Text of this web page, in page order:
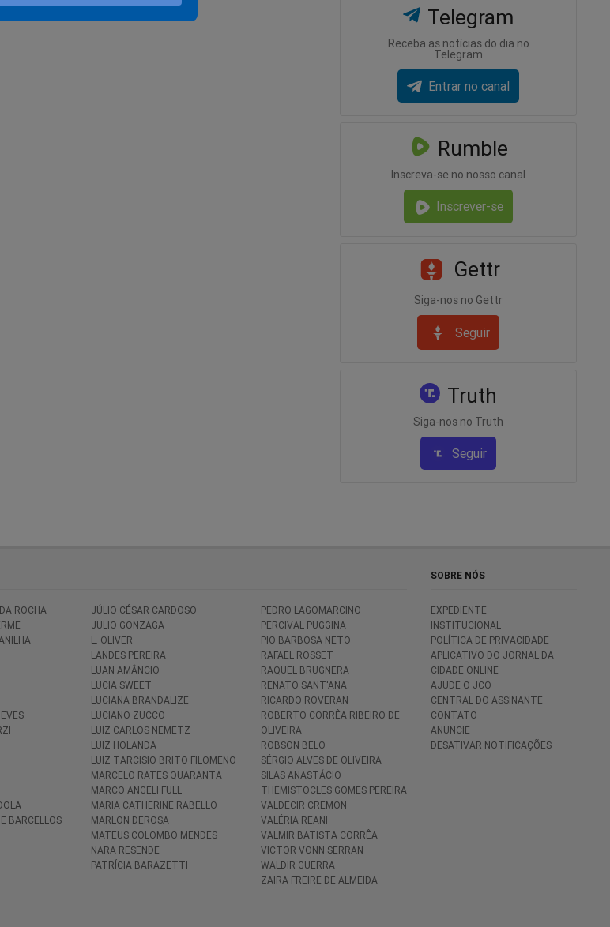
Telegram
Receba as notícias do dia no
Telegram
Entrar no canal
Rumble
Inscreva-se no nosso canal
Inscrever-se
Gettr
Siga-nos no Gettr
Seguir
Truth
Siga-nos no Truth
Seguir
ROCHA
BARCELLOS
JÚLIO CÉSAR CARDOSO
JULIO GONZAGA
L. OLIVER
LANDES PEREIRA
LUAN AMÂNCIO
LUCIA SWEET
LUCIANA BRANDALIZE
LUCIANO ZUCCO
LUIZ CARLOS NEMETZ
LUIZ HOLANDA
LUIZ TARCISIO BRITO FILOMENO
MARCELO RATES QUARANTA
MARCO ANGELI FULL
MARIA CATHERINE RABELLO
MARLON DEROSA
MATEUS COLOMBO MENDES
NARA RESENDE
PATRÍCIA BARAZETTI
PEDRO LAGOMARCINO
PERCIVAL PUGGINA
PIO BARBOSA NETO
RAFAEL ROSSET
RAQUEL BRUGNERA
RENATO SANT'ANA
RICARDO ROVERAN
ROBERTO CORRÊA RIBEIRO DE
OLIVEIRA
ROBSON BELO
SÉRGIO ALVES DE OLIVEIRA
SILAS ANASTÁCIO
THEMISTOCLES GOMES PEREIRA
VALDECIR CREMON
VALÉRIA REANI
VALMIR BATISTA CORRÊA
VICTOR VONN SERRAN
WALDIR GUERRA
ZAIRA FREIRE DE ALMEIDA
SOBRE NÓS
EXPEDIENTE
INSTITUCIONAL
POLÍTICA DE PRIVACIDADE
APLICATIVO DO JORNAL DA
CIDADE ONLINE
AJUDE O JCO
CENTRAL DO ASSINANTE
CONTATO
ANUNCIE
DESATIVAR NOTIFICAÇÕES